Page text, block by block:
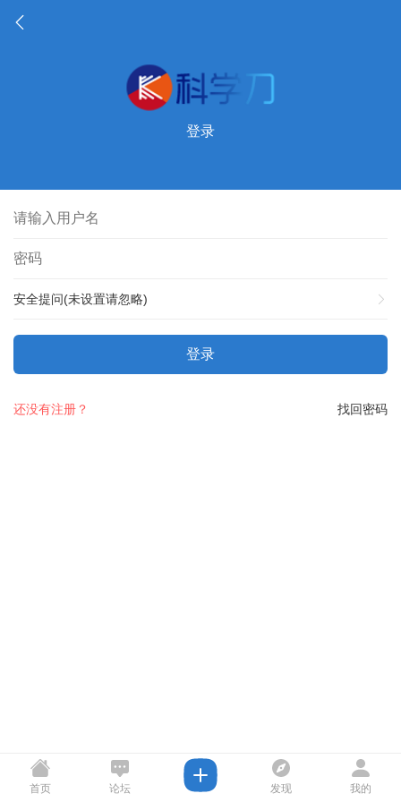
登录
安全提问(未设置请忽略)
登录
找回密码
还没有注册？
首页 论坛 发现 我的